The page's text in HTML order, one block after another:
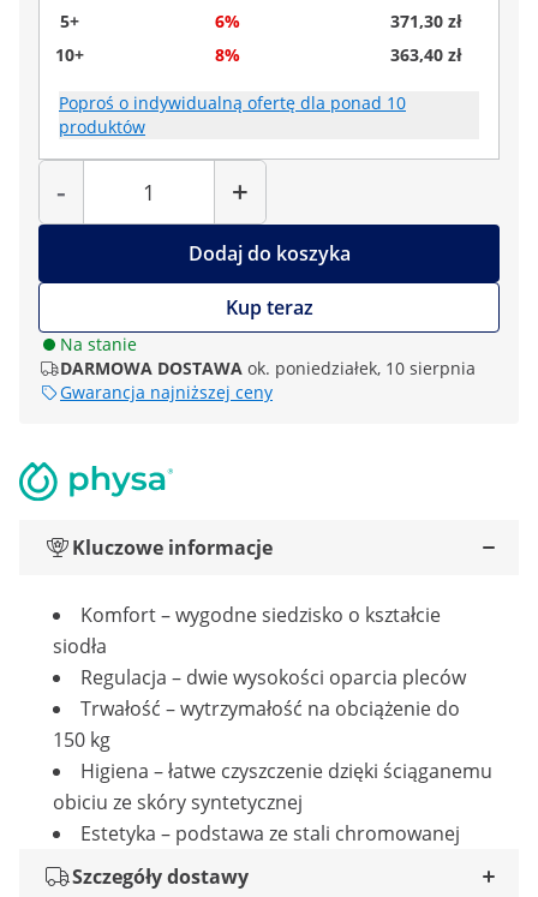
5+
6%
371,30 zł
10+
8% 363,40 zł
Poproś o indywidualną ofertę dla ponad 10
produktów
-
Liczba
+
Dodaj do koszyka
Kup teraz
Na stanie
DARMOWA DOSTAWA ok. poniedziałek, 10 sierpnia
Gwarancja najniższej ceny
Kluczowe informacje
Komfort – wygodne siedzisko o kształcie
siodła
Regulacja – dwie wysokości oparcia pleców
Trwałość – wytrzymałość na obciążenie do
150 kg
Higiena – łatwe czyszczenie dzięki ściąganemu
obiciu ze skóry syntetycznej
Estetyka – podstawa ze stali chromowanej
Szczegóły dostawy